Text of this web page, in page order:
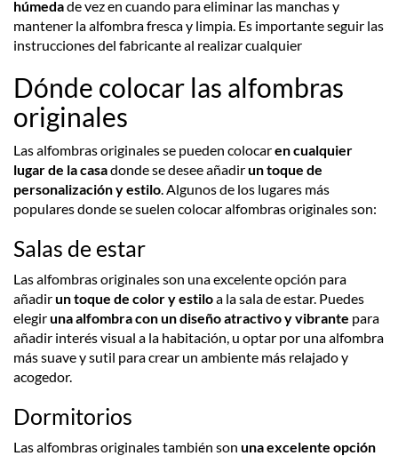
húmedade vez en cuando para eliminar las manchas y
mantener la alfombra fresca y limpia. Es importante seguir las
instrucciones del fabricante al realizar cualquier
Dónde colocar las alfombras
originales
Las alfombras originales se pueden colocaren cualquier
lugar de la casadonde se desee añadirun toque de
personalización y estilo . Algunos de los lugares más
populares donde se suelen colocar alfombras originales son:
Salas de estar
Las alfombras originales son una excelente opción para
añadirun toque de color y estiloa la sala de estar. Puedes
elegiruna alfombra con un diseño atractivo y vibrante para
añadir interés visual a la habitación, u optar por una alfombra
más suave y sutil para crear un ambiente más relajado y
acogedor.
Dormitorios
Las alfombras originales también son una excelente opción